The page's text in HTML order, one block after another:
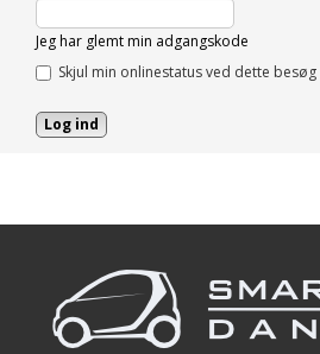
Jeg har glemt min adgangskode
Skjul min onlinestatus ved dette besøg